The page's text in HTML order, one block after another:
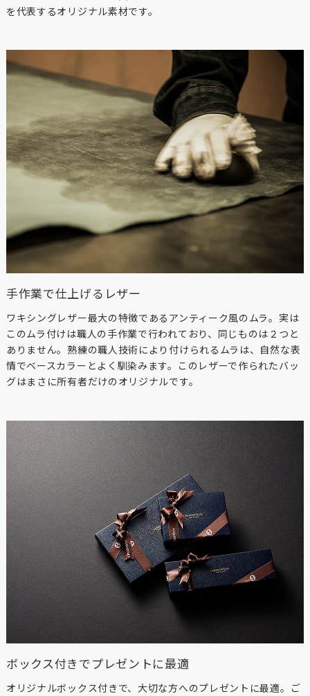
を代表するオリジナル素材です。
手作業で仕上げるレザー
ワキシングレザー最大の特徴であるアンティーク風のムラ。実は
このムラ付けは職人の手作業で行われており、同じものは２つと
ありません。熟練の職人技術により付けられるムラは、自然な表
情でベースカラーとよく馴染みます。このレザーで作られたバッ
グはまさに所有者だけのオリジナルです。
ボックス付きでプレゼントに最適
オリジナルボックス付きで、大切な方へのプレゼントに最適。ご